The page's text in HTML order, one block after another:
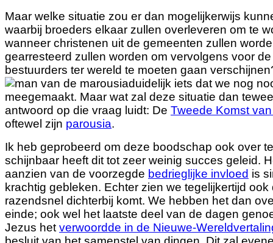
Maar welke situatie zou er dan mogelijkerwijs
waarbij broeders elkaar zullen overleveren om te
wanneer christenen uit de gemeenten zullen
gearresteerd zullen worden om vervolgens voor
bestuurders ter wereld te moeten gaan
duidelijk iets dat we nog
meegemaakt. Maar wat zal deze situatie dan
antwoord op die vraag luidt: De Tweede Komst
oftewel zijn parousia.
Ik heb geprobeerd om deze boodschap ook over
schijnbaar heeft dit tot zeer weinig succes geleid.
aanzien van de voorzegde bedrieglijke invloed is
krachtig gebleken. Echter zien we tegelijkertijd ook
razendsnel dichterbij komt. We hebben het dan
einde; ook wel het laatste deel van de dagen
Jezus het verwoordde in de Nieuwe-